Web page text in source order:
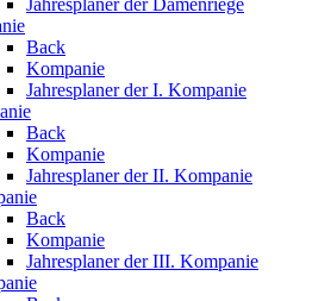
Jahresplaner der Damenriege
Back
Kompanie
Jahresplaner der I. Kompanie
Back
Kompanie
Jahresplaner der II. Kompanie
Back
Kompanie
Jahresplaner der III. Kompanie